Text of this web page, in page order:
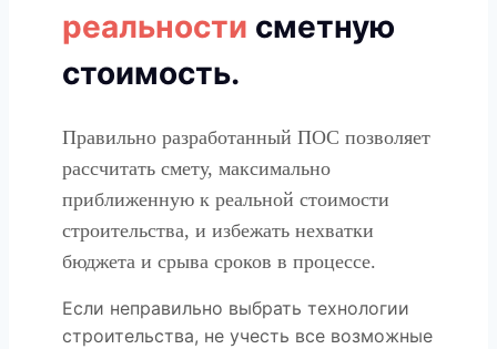
реальности сметную
стоимость.
Правильно разработанный ПОС позволяет
рассчитать смету, максимально
приближенную к реальной стоимости
строительства, и избежать нехватки
бюджета и срыва сроков в процессе.
Если неправильно выбрать технологии
строительства, не учесть все возможные